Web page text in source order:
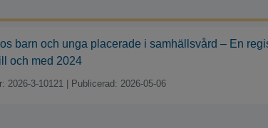
barn och unga placerade i samhällsvård – En
och med 2024
2026-3-10121 Publicerad: 2026-05-06